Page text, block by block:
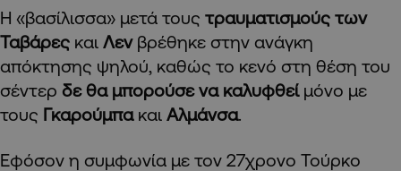
Η «βασίλισσα» μετά τους τραυματισμούς των
Ταβάρες και Λεν βρέθηκε στην ανάγκη
απόκτησης ψηλού, καθώς το κενό στη θέση του
σέντερ δε θα μπορούσε να καλυφθεί μόνο με
τους Γκαρούμπα και Αλμάνσα.
Εφόσον η συμφωνία με τον 27χρονο Τούρκο